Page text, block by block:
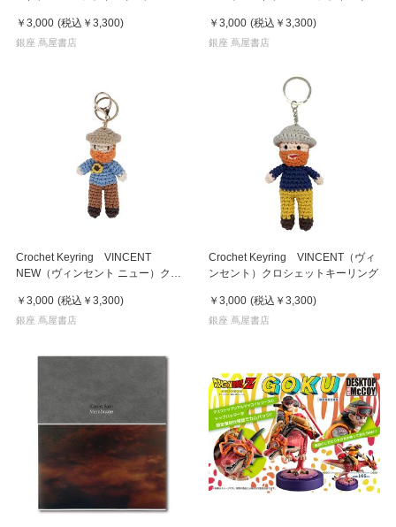
￥3,000 (税込 ￥3,300)
銀座 蔦屋書店
￥3,000 (税込 ￥3,300)
銀座 蔦屋書店
Crochet Keyring VINCENT
NEW（ヴィンセント ニュー）クロ
￥3,000 (税込 ￥3,300)
銀座 蔦屋書店
Crochet Keyring VINCENT（ヴィ
ンセント）クロシェットキーリング
￥3,000 (税込 ￥3,300)
銀座 蔦屋書店